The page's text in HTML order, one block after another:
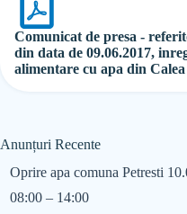
Comunicat de presa -
din data de 09.06.2017,
alimentare cu apa din Calea
Anunțuri Recente
Oprire apa comuna Petresti
08:00 – 14:00